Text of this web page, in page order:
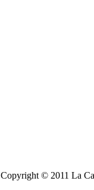
Copyright © 2011 La